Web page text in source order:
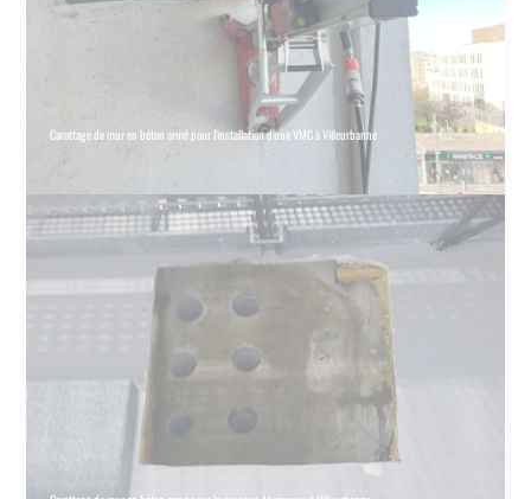
Carottage de mur en béton armé pour l'installation d'une VMC à Villeurbanne